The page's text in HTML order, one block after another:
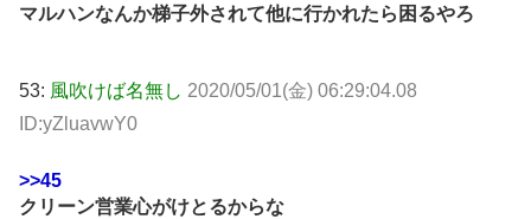
マルハンなんか梯子外されて他に行かれたら困るやろ
53: 風吹けば名無し 2020/05/01(金) 06:29:04.08
ID:yZluavwY0
>>45
クリーン営業心がけとるからな